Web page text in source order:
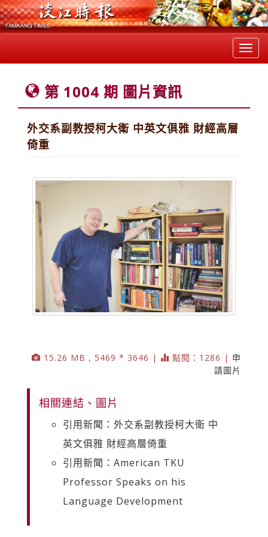
第 1004 期 圖片資訊
外交系副教授柯大衛 中英文俱雅 財經高層
倚重
15.26 MB , 5469 * 3646 | 點閱：1286 | 申
請圖片
相關連結、圖片
引用新聞：外交系副教授柯大衛 中
英文俱雅 財經高層倚重
引用新聞：American TKU
Professor Speaks on his
Language Development